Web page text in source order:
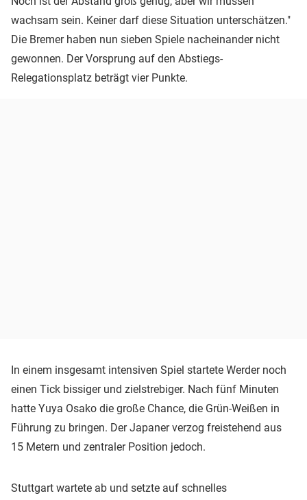
wachsam sein. Keiner darf diese Situation unterschätzen."
Die Bremer haben nun sieben Spiele nacheinander nicht
gewonnen. Der Vorsprung auf den Abstiegs-
Relegationsplatz beträgt vier Punkte.
In einem insgesamt intensiven Spiel startete Werder noch
einen Tick bissiger und zielstrebiger. Nach fünf Minuten
hatte Yuya Osako die große Chance, die Grün-Weißen in
Führung zu bringen. Der Japaner verzog freistehend aus
15 Metern und zentraler Position jedoch.
Stuttgart wartete ab und setzte auf schnelles